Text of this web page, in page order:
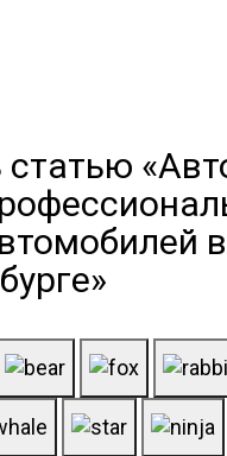
статью
в